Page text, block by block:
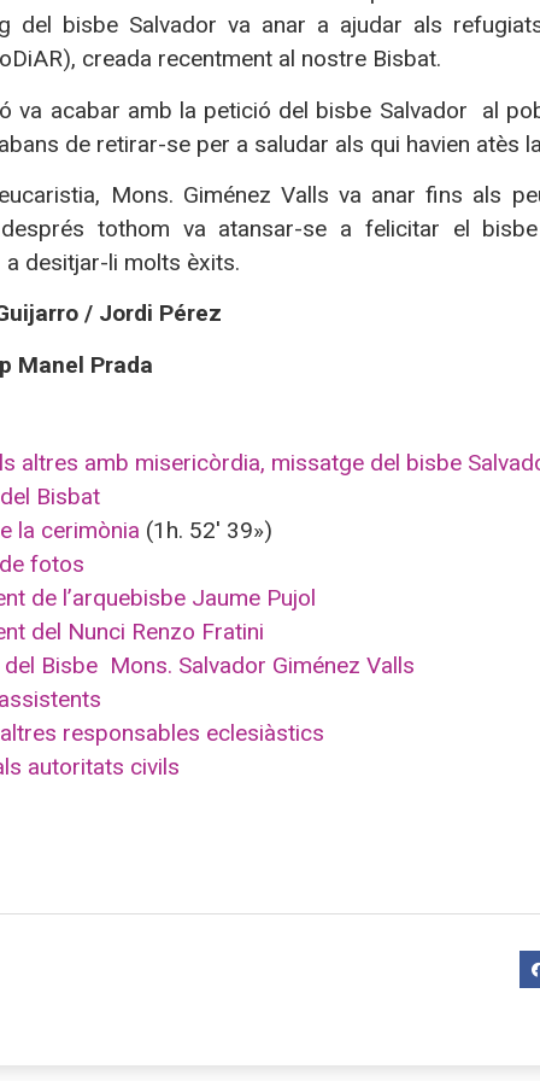
del bisbe Salvador va anar a ajudar als
creada recentment al nostre Bisbat.
va acabar amb la petició del bisbe Salvador al
de retirar-se per a saludar als qui havien atès
Mons. Giménez Valls va anar fins als
tothom va atansar-se a felicitar el
a desitjar-li molts èxits.
/ Jordi Pérez
Manel Prada
altres amb misericòrdia, missatge del bisbe
Bisbat
la cerimònia (1h. 52′ 39»)
fotos
de l’arquebisbe Jaume Pujol
del Nunci Renzo Fratini
Bisbe Mons. Salvador Giménez Valls
responsables eclesiàstics
autoritats civils